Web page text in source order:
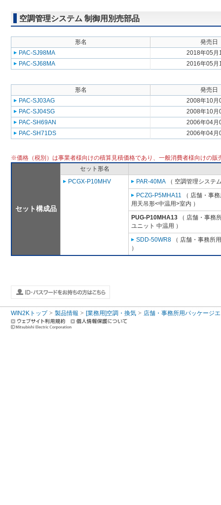
空調管理システム 制御用別売部品
形名
発売日
PAC-SJ98MA
2018年05月
PAC-SJ68MA
2016年05月
形名
発売日
PAC-SJ03AG
2008年10月
PAC-SJ04SG
2008年10月
PAC-SH69AN
2006年04月
PAC-SH71DS
2006年04月
※価格（税別）は事業者様向けの積算見積価格であり、一般消費者様向けの販
セット構成品
セット形名
PCGX-P10MHV
PAR-40MA （ 空調管理システ
PCZG-P5MHA11 （ 店舗・事
用天吊形<中温用>室内 ）
PUG-P10MHA13 （ 店舗・事務
ユニット 中温用 ）
SDD-50WR8 （ 店舗・事務所
）
WIN2Kトップ 製品情報 [業務用]空調・換気 店舗・事務所用パッケージ